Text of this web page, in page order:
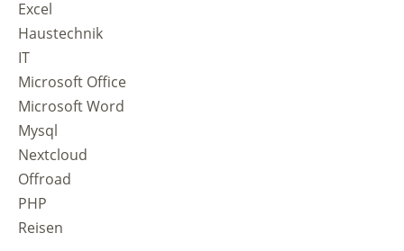
Excel
Haustechnik
IT
Microsoft Office
Microsoft Word
Mysql
Nextcloud
Offroad
PHP
Reisen